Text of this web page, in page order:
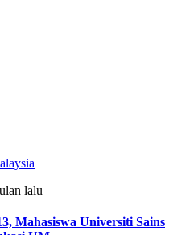
lalu
Mahasiswa Universiti Sains